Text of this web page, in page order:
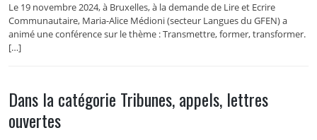
Le 19 novembre 2024, à Bruxelles, à la demande de Lire et Ecrire
Communautaire, Maria-Alice Médioni (secteur Langues du GFEN) a
animé une conférence sur le thème : Transmettre, former, transformer.
[…]
Dans la catégorie Tribunes, appels, lettres
ouvertes